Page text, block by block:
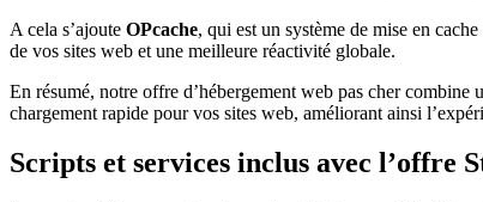
A cela s’ajoute OPcache, qui est un système de mise en
de vos sites web et une meilleure réactivité globale.
En résumé, notre offre d’hébergement web pas cher combine
chargement rapide pour vos sites web, améliorant ainsi
Scripts et services inclus avec l’offre